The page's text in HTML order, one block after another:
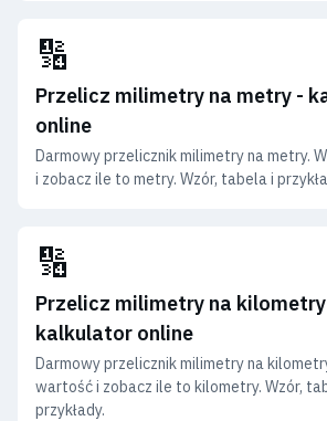
🔢
Przelicz milimetry na metry -
online
Darmowy przelicznik milimetry na metry.
i zobacz ile to metry. Wzór, tabela i
🔢
Przelicz milimetry na
kalkulator online
Darmowy przelicznik milimetry na
wartość i zobacz ile to kilometry. Wzór,
przykłady.